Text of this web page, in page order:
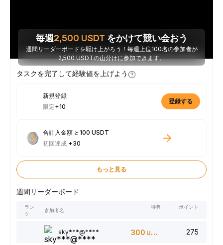
毎週2,500 USDT をかけて競い会おう
週間リーダーボードを駆け上がろう！毎週上位100名の参加者が
2,500 USDTの山分けに参加できます。
タスクを完了して経験値を上げよう
新規登録
限定+10
登録する
合計入金額 ≥ 100 USDT
初回達成 +30
もっと見る
週間リーダーボード
ラン
ク
参加者名
特典 ポイント
sky***@**** 300 USDT 275